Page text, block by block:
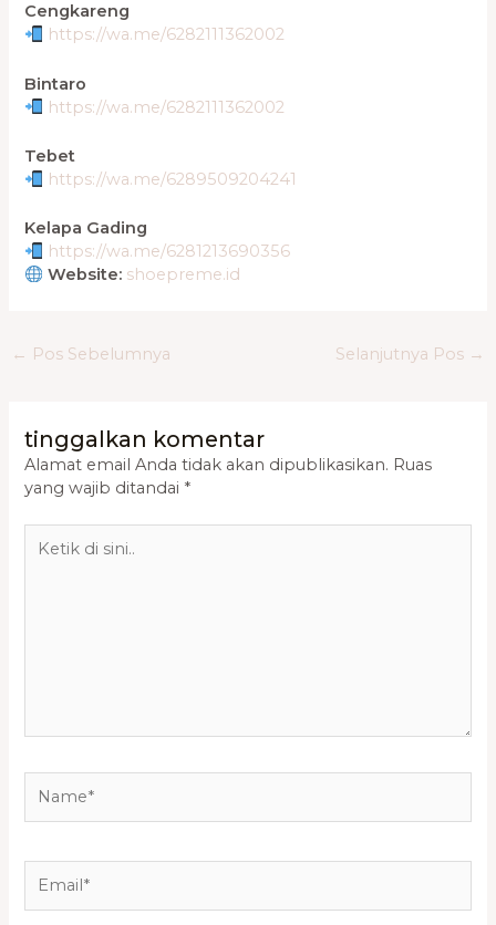
Cengkareng
https://wa.me/6282111362002
Bintaro
https://wa.me/6282111362002
Tebet
https://wa.me/6289509204241
Kelapa Gading
https://wa.me/6281213690356
Website: shoepreme.id
← Pos Sebelumnya Selanjutnya Pos →
tinggalkan komentar
Alamat email Anda tidak akan dipublikasikan. Ruas
yang wajib ditandai *